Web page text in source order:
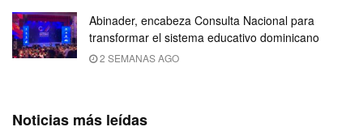
Abinader, encabeza Consulta Nacional para
transformar el sistema educativo dominicano
2 SEMANAS AGO
Noticias más leídas